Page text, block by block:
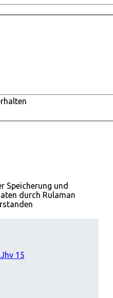
Speicherung und
durch Rulaman